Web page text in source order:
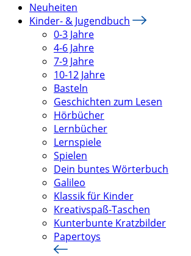
Neuheiten
Kinder- & Jugendbuch
0-3 Jahre
4-6 Jahre
7-9 Jahre
10-12 Jahre
Basteln
Geschichten zum Lesen
Hörbücher
Lernbücher
Lernspiele
Spielen
Dein buntes Wörterbuch
Galileo
Klassik für Kinder
Kreativspaß-Taschen
Kunterbunte Kratzbilder
Papertoys